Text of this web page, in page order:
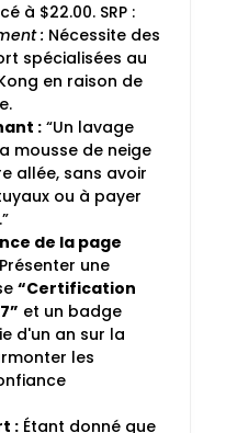
à $22.00. SRP :
: Nécessite des
spécialisées au
en raison de
:“Un lavage
mousse de neige
allée, sans avoir
ou à payer
de la page
Présenter une
“Certification
et un badge
d'un an sur la
les
: Étant donné que